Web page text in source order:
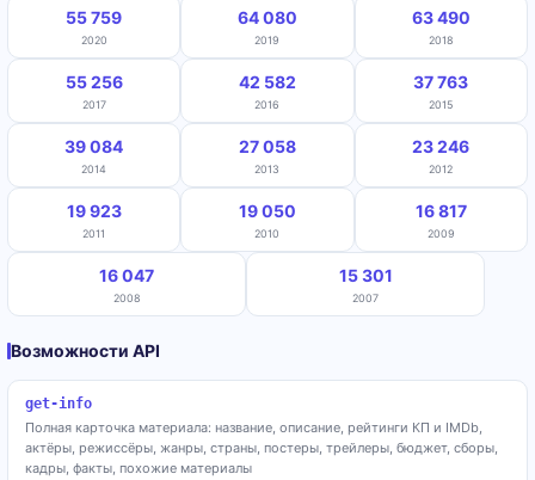
55 759
2020
64 080
2019
63 490
2018
55 256
2017
42 582
2016
37 763
2015
39 084
2014
27 058
2013
23 246
2012
19 923
2011
19 050
2010
16 817
2009
16 047
2008
15 301
2007
Возможности API
get-info
Полная карточка материала: название, описание, рейтинги КП и IMDb,
актёры, режиссёры, жанры, страны, постеры, трейлеры, бюджет, сборы,
кадры, факты, похожие материалы